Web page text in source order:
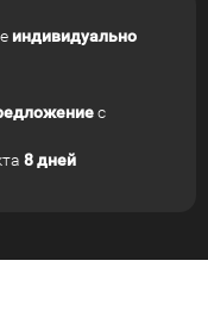
индивидуально
с
8 дней